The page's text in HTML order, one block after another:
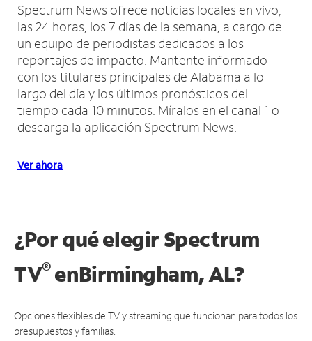
Spectrum News ofrece noticias locales en vivo,
las 24 horas, los 7 días de la semana, a cargo de
un equipo de periodistas dedicados a los
reportajes de impacto. Mantente informado
con los titulares principales de Alabama a lo
largo del día y los últimos pronósticos del
tiempo cada 10 minutos. Míralos en el canal 1 o
descarga la aplicación Spectrum News.
Ver ahora
¿Por qué elegir Spectrum
TV®enBirmingham, AL?
Opciones flexibles de TV y streaming que funcionan para todos los
presupuestos y familias.